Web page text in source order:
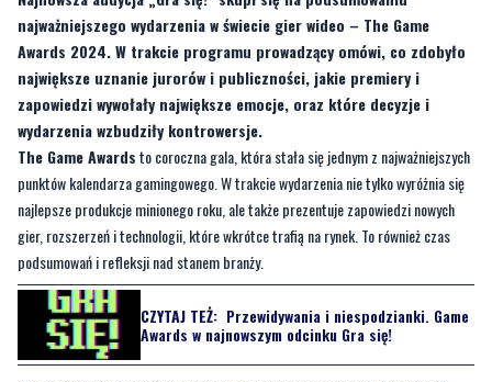
Najnowsza audycja „Gra się!” skupi się na podsumowaniu
najważniejszego wydarzenia w świecie gier wideo – The Game
Awards 2024. W trakcie programu prowadzący omówi, co zdobyło
największe uznanie jurorów i publiczności, jakie premiery i
zapowiedzi wywołały największe emocje, oraz które decyzje i
wydarzenia wzbudziły kontrowersje.
The Game Awardsto coroczna gala, która stała się jednym z najważniejszych
punktów kalendarza gamingowego. W trakcie wydarzenia nie tylko wyróżnia się
najlepsze produkcje minionego roku, ale także prezentuje zapowiedzi nowych
gier, rozszerzeń i technologii, które wkrótce trafią na rynek. To również czas
podsumowań i refleksji nad stanem branży.